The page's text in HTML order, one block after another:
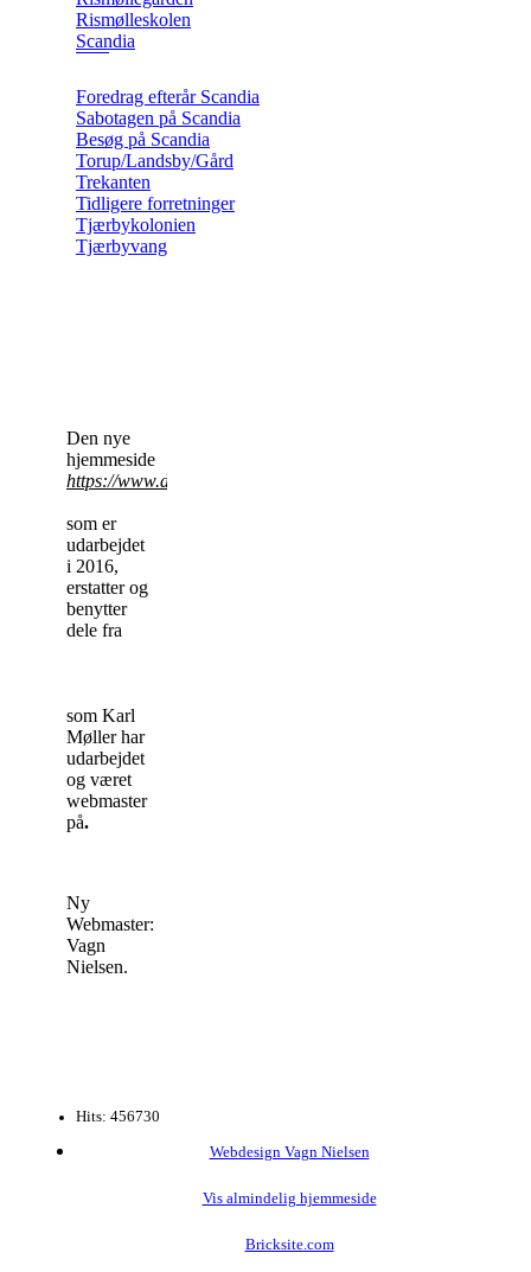
Rismølleskolen
Scandia
Foredrag efterår Scandia
Sabotagen på Scandia
Besøg på Scandia
Torup/Landsby/Gård
Trekanten
Tidligere forretninger
Tjærbykolonien
Tjærbyvang
Den nye
hjemmeside
https://www.dronningborghistorier.dk
som er
udarbejdet
i 2016,
erstatter og
benytter
dele fra
som Karl
Møller har
udarbejdet
og været
webmaster
på.
Ny
Webmaster:
Vagn
Nielsen.
Hits: 456730
Webdesign Vagn Nielsen
Vis almindelig hjemmeside
Bricksite.com